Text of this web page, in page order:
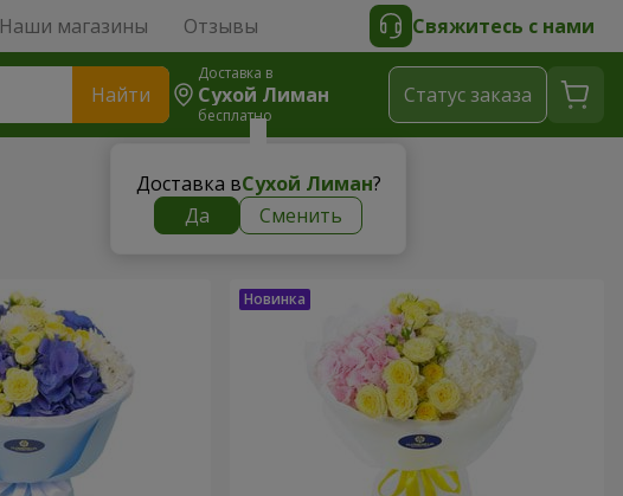
Наши магазины Отзывы Свяжитесь с нами
Найти
Доставка в
Сухой Лиман
бесплатно
Доставка вСухой Лиман?
Да
Сменить
Cтатус заказа